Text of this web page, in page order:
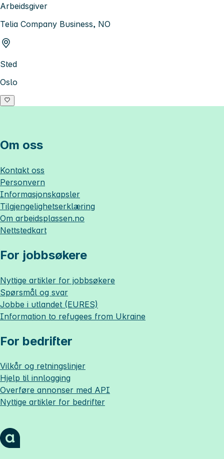
Arbeidsgiver
Telia Company Business, NO
Sted
Oslo
Om oss
Kontakt oss
Personvern
Informasjonskapsler
Tilgjengelighetserklæring
Om arbeidsplassen.no
Nettstedkart
For jobbsøkere
Nyttige artikler for jobbsøkere
Spørsmål og svar
Jobbe i utlandet (EURES)
Information to refugees from Ukraine
For bedrifter
Vilkår og retningslinjer
Hjelp til innlogging
Overføre annonser med API
Nyttige artikler for bedrifter